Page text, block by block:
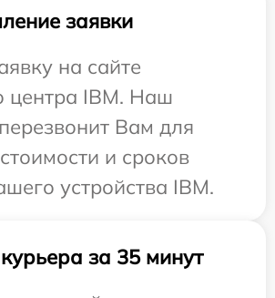
заявки
на сайте
центра IBM. Наш
Вам для
и сроков
устройства IBM.
за 35 минут